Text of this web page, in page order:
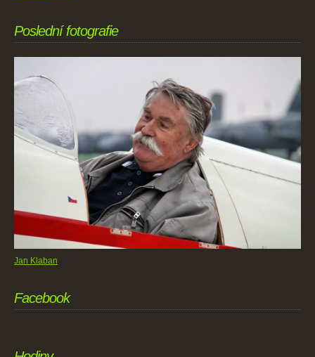
Poslední fotografie
Jan Klaban
Facebook